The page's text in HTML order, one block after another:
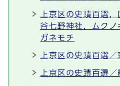
上京区の史蹟百選
谷七野神社，ムクノ
ガネモチ
上京区の史蹟百選
上京区の史蹟百選